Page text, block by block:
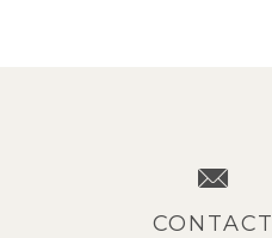
CONTACT